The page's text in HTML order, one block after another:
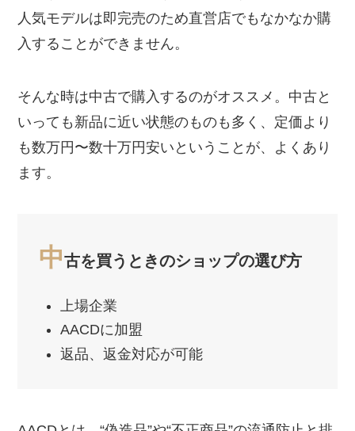
人気モデルは即完売のため直営店でもなかなか購
入することができません。
そんな時は中古で購入するのがオススメ。中古と
いっても新品に近い状態のものも多く、定価より
も数万円〜数十万円安いということが、よくあり
ます。
中古を買うときのショップの選び方
上場企業
AACDに加盟
返品、返金対応が可能